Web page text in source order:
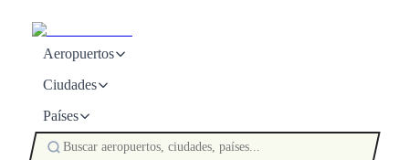
Aeropuertos
Ciudades
Países